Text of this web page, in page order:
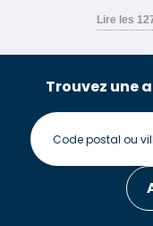
Trouvez une